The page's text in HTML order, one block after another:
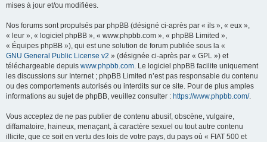
mises à jour et/ou modifiées.
Nos forums sont propulsés par phpBB (désigné ci-après par « ils », « eux »,
« leur », « logiciel phpBB », « www.phpbb.com », « phpBB Limited »,
« Équipes phpBB »), qui est une solution de forum publiée sous la «
GNU General Public License v2 » (désignée ci-après par « GPL ») et
téléchargeable depuis www.phpbb.com. Le logiciel phpBB facilite uniquement
les discussions sur Internet ; phpBB Limited n’est pas responsable du contenu
ou des comportements autorisés ou interdits sur ce site. Pour de plus amples
informations au sujet de phpBB, veuillez consulter : https://www.phpbb.com/.
Vous acceptez de ne pas publier de contenu abusif, obscène, vulgaire,
diffamatoire, haineux, menaçant, à caractère sexuel ou tout autre contenu
illicite, que ce soit en vertu des lois de votre pays, du pays où « FIAT 500 et